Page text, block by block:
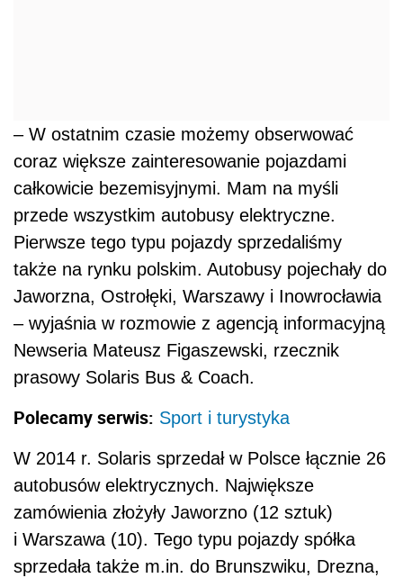
– W ostatnim czasie możemy obserwować
coraz większe zainteresowanie pojazdami
całkowicie bezemisyjnymi. Mam na myśli
przede wszystkim autobusy elektryczne.
Pierwsze tego typu pojazdy sprzedaliśmy
także na rynku polskim. Autobusy pojechały do
Jaworzna, Ostrołęki, Warszawy i Inowrocławia
– wyjaśnia w rozmowie z agencją informacyjną
Newseria Mateusz Figaszewski, rzecznik
prasowy Solaris Bus & Coach.
Polecamy serwis: Sport i turystyka
W 2014 r. Solaris sprzedał w Polsce łącznie 26
autobusów elektrycznych. Największe
zamówienia złożyły Jaworzno (12 sztuk)
i Warszawa (10). Tego typu pojazdy spółka
sprzedała także m.in. do Brunszwiku, Drezna,